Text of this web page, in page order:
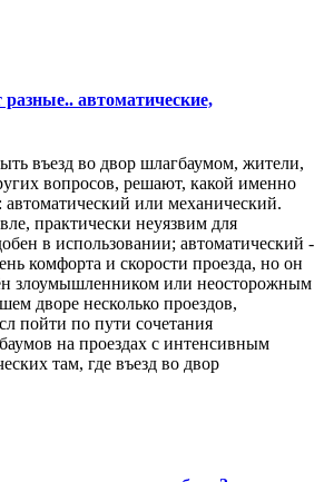
автоматические,
въезд во двор шлагбаумом, жители,
вопросов, решают, какой именно
автоматический или механический.
практически неуязвим для
в использовании; автоматический -
комфорта и скорости проезда, но он
злоумышленником или неосторожным
дворе несколько проездов,
пойти по пути сочетания
на проездах с интенсивным
там, где въезд во двор